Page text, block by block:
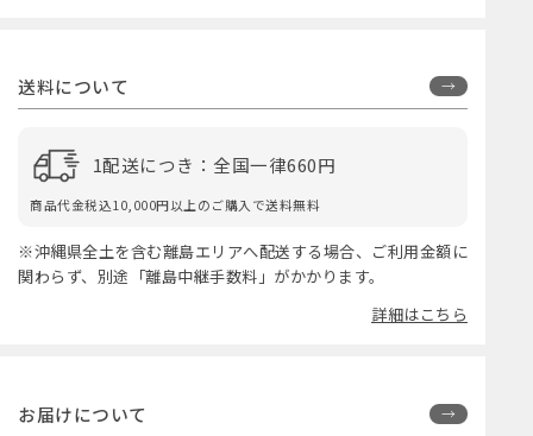
送料について
1配送につき：全国一律660円
商品代金税込10,000円以上のご購入で送料無料
※沖縄県全土を含む離島エリアへ配送する場合、ご利用金額に
関わらず、別途「離島中継手数料」がかかります。
詳細はこちら
お届けについて